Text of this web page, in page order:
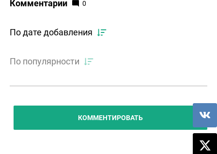
Комментарии 0
По дате добавления
По популярности
КОММЕНТИРОВАТЬ